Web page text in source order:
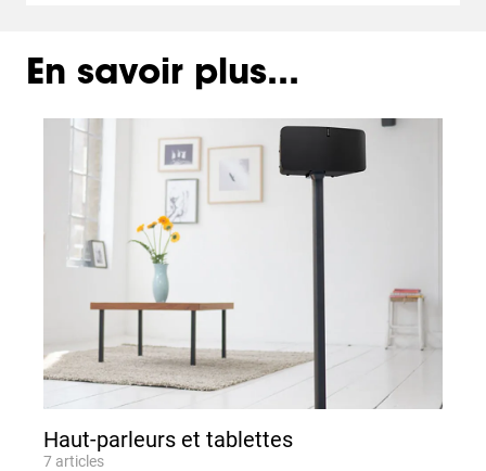
En savoir plus...
Slide 1 of 3
Haut-parleurs et tablettes
7 articles